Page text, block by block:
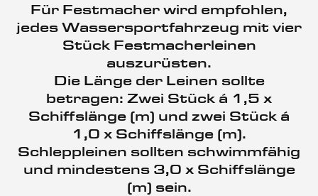
Für Festmacher wird empfohlen,
jedes Wassersportfahrzeug mit vier
Stück Festmacherleinen
auszurüsten.
Die Länge der Leinen sollte
betragen: Zwei Stück á 1,5 x
Schiffslänge (m) und zwei Stück á
1,0 x Schiffslänge (m).
Schleppleinen sollten schwimmfähig
und mindestens 3,0 x Schiffslänge
(m) sein.